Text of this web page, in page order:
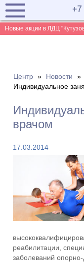
Новые акции в ЛДЦ
Центр » Новости
»
Индивидуальное
врачом
17.03.2014
реабилитации,
заболеваний опорно-